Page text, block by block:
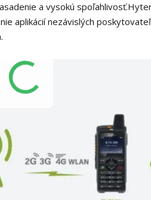
a vysokú spoľahlivosť.
aplikácií nezávislých